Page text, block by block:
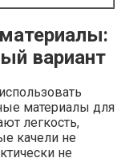
вариант
материалы для
легкость,
качели не
не